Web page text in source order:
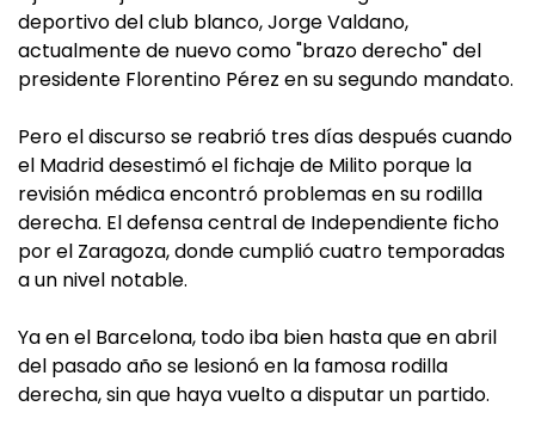
deportivo del club blanco, Jorge Valdano,
actualmente de nuevo como "brazo derecho" del
presidente Florentino Pérez en su segundo mandato.
Pero el discurso se reabrió tres días después cuando
el Madrid desestimó el fichaje de Milito porque la
revisión médica encontró problemas en su rodilla
derecha. El defensa central de Independiente ficho
por el Zaragoza, donde cumplió cuatro temporadas
a un nivel notable.
Ya en el Barcelona, todo iba bien hasta que en abril
del pasado año se lesionó en la famosa rodilla
derecha, sin que haya vuelto a disputar un partido.